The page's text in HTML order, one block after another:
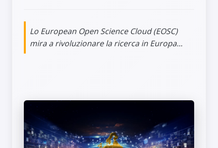
Lo European Open Science Cloud (EOSC)
mira a rivoluzionare la ricerca in Europa...